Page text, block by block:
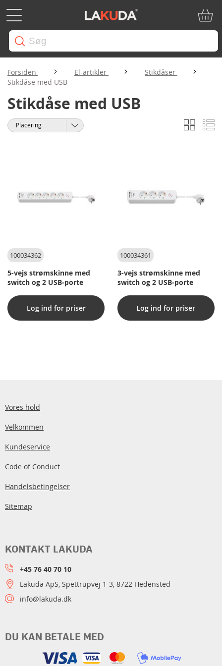
Forsiden El-artikler
Stikdåser
Stikdåse med USB
Stikdåse med USB
Vis
som
Gitter
Sorter
100034362
5-vejs strømskinne med
switch og 2 USB-porte
Log ind for priser
100034361
3-vejs strømskinne med
switch og 2 USB-porte
Log ind for priser
Vores hold
Velkommen
Kundeservice
Code of Conduct
Handelsbetingelser
Sitemap
DU KAN BETALE MED
KONTAKT LAKUDA
+45 76 40 70 10
Lakuda ApS, Spettrupvej 1-3, 8722 Hedensted
info@lakuda.dk